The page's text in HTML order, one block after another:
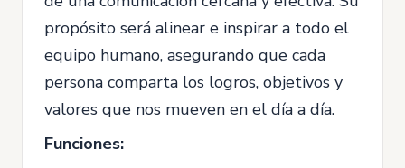
propósito será alinear e inspirar a todo el
equipo humano, asegurando que cada
persona comparta los logros, objetivos y
valores que nos mueven en el día a día.
Funciones: